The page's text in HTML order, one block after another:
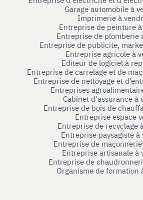
Garage automobile à
Imprimerie à
Entreprise de peinture
Entreprise de plomberie
Entreprise de publicite,
Entreprise agricole à
Editeur de logiciel à
Entreprise de carrelage et de
Entreprise de nettoyage et
Entreprises
Cabinet d'assurance à
Entreprise de bois de
Entreprise espace
Entreprise de recyclage
Entreprise paysagiste à
Entreprise de
Entreprise artisanale à
Entreprise de
Organisme de formation